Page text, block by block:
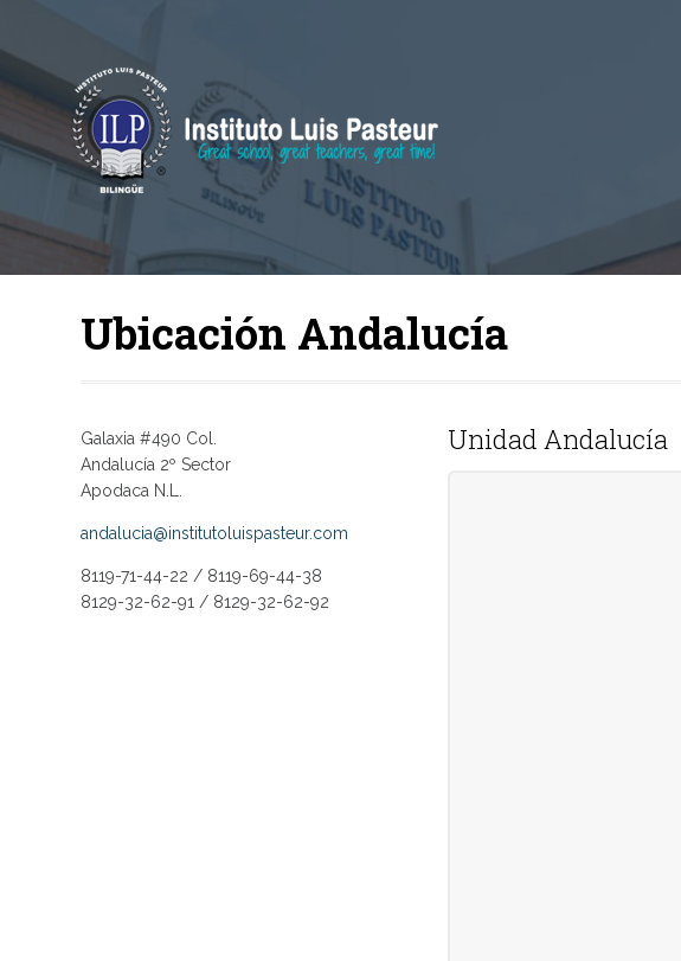
Ubicación Andalucía
Galaxia #490 Col.
Andalucía 2º Sector
Apodaca N.L.
andalucia@institutoluispasteur.com
8119-71-44-22 / 8119-69-44-38
8129-32-62-91 / 8129-32-62-92
Unidad Andalucía